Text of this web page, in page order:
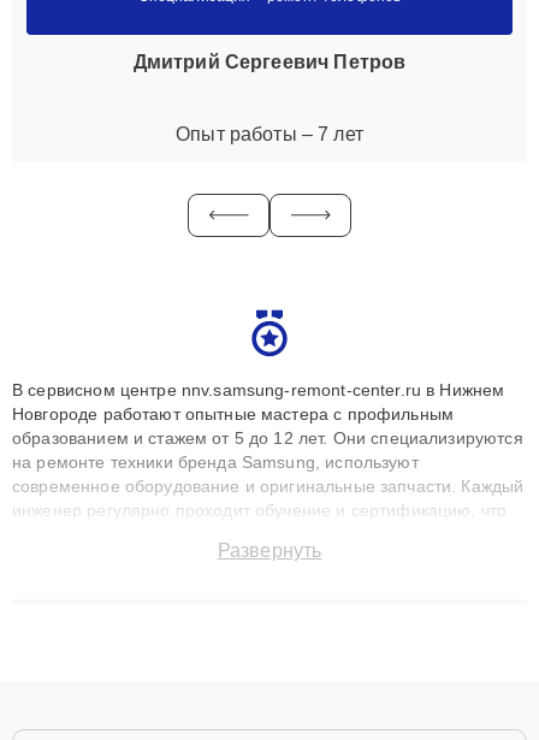
Дмитрий Сергеевич Петров
Опыт работы – 7 лет
В сервисном центре nnv.samsung-remont-center.ru в Нижнем
Новгороде работают опытные мастера с профильным
образованием и стажем от 5 до 12 лет. Они специализируются
на ремонте техники бренда Samsung, используют
современное оборудование и оригинальные запчасти. Каждый
инженер регулярно проходит обучение и сертификацию, что
восстанавливать технику с сохранением гарантии до 3 лет.
Развернуть